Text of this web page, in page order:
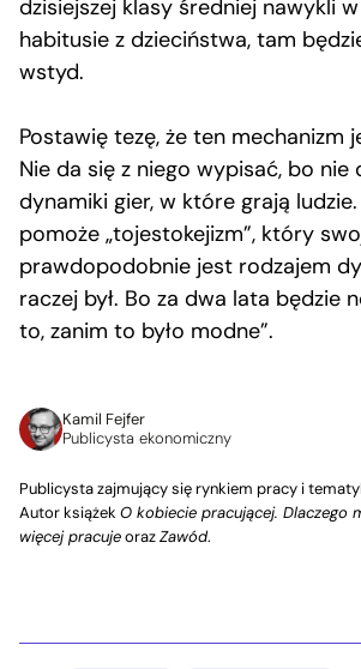
dzisiejszej klasy średniej nawykli
habitusie z dzieciństwa, tam
wstyd.
Postawię tezę, że ten mechanizm
Nie da się z niego wypisać, bo nie
dynamiki gier, w które grają
pomoże „tojestokejizm”, który
prawdopodobnie jest rodzajem
raczej był. Bo za dwa lata będzie
to, zanim to było modne”.
Kamil Fejfer
Publicysta ekonomiczny
Publicysta zajmujący się rynkiem pracy i
Autor książek O kobiecie pracującej. Dlaczego
więcej pracujeorazZawód.